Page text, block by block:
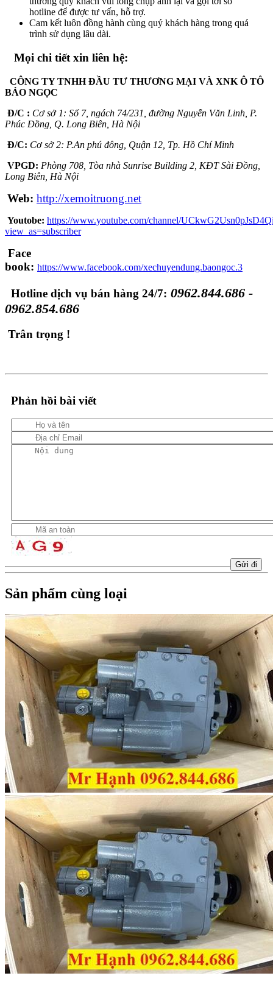
hotline để được tư vấn, hỗ trợ.
Cam kết luôn đồng hành cùng quý khách hàng trong quá
trình sử dụng lâu dài.
Mọi chi tiết xin liên hệ:
CÔNG TY TNHH ĐẦU TƯ THƯƠNG MẠI VÀ XNK Ô TÔ
BẢO NGỌC
Đ/C : Cơ sở 1: Số 7, ngách 74/231, đường Nguyễn Văn Linh, P.
Phúc Đồng, Q. Long Biên, Hà Nội
Đ/C: Cơ sở 2: P.An phú đông, Quận 12, Tp. Hồ Chí Minh
VPGD: Phòng 708, Tòa nhà Sunrise Building 2, KĐT Sài Đồng,
Long Biên, Hà Nội
Web: http://xemoitruong.net
Youtobe: https://www.youtube.com/channel/
view_as=subscriber
Face
book: https://www.facebook.com/xechuyendung.baongoc.3
Hotline dịch vụ bán hàng 24/7​: 0962.844.686 -
0962.854.686
Trân trọng !
Phản hồi bài viết
Sản phẩm cùng loại